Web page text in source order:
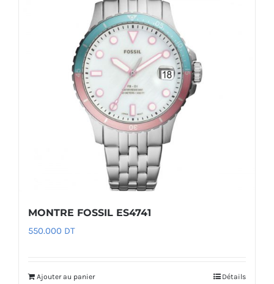
MONTRE FOSSIL ES4741
550.000 DT
Ajouter au panier Détails